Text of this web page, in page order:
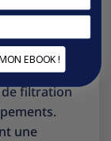
votre
dotées
permettent
de filtration
une
EBOOK !